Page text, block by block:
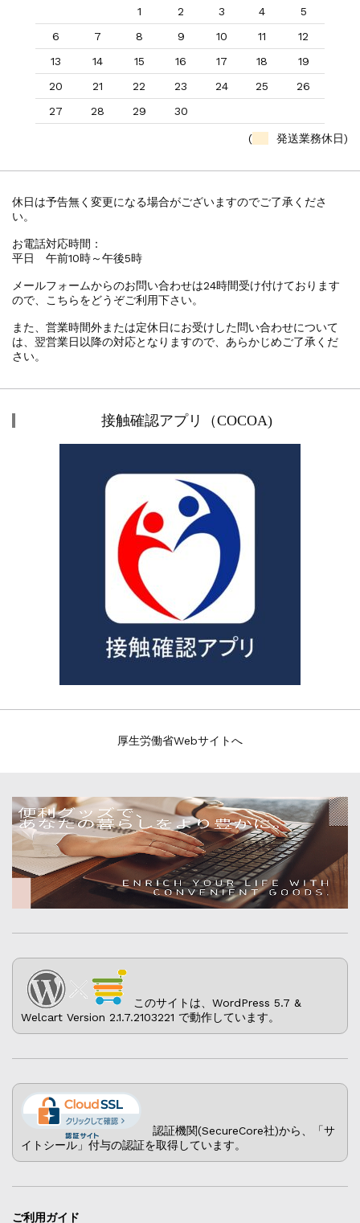
1 2 3 4
5
6
7 8 9 10 11
12
13
14 15 16 17 18
19
20
21 22 23 24 25
26
27
28 29 30
( 発送業務休日)
休日は予告無く変更になる場合がございますのでご了承くださ
い。
お電話対応時間：
平日 午前10時～午後5時
メールフォームからのお問い合わせは24時間受け付けております
ので、こちらをどうぞご利用下さい。
また、営業時間外または定休日にお受けした問い合わせについて
は、翌営業日以降の対応となりますので、あらかじめご了承くだ
さい。
接触確認アプリ（COCOA)
厚生労働省Webサイトへ
このサイトは、WordPress 5.7 &
Welcart Version 2.1.7.2103221 で動作しています。
認証機関(SecureCore社)から、「サ
イトシール」付与の認証を取得しています。
ご利用ガイド